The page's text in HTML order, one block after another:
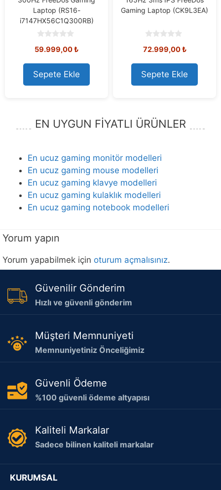
Laptop (RS16-
i7147HX56C1Q300RB)
o
t
o
f
5
59.999,00₺
Sepete Ekle
Gaming Laptop (CK9L3EA)
o
t
o
f
5
72.999,00₺
Sepete Ekle
EN UYGUN FİYATLI ÜRÜNLER
En ucuz gaming monitör modelleri
En ucuz gaming mouse modelleri
En ucuz gaming klavye modelleri
En ucuz gaming kulaklık modelleri
En ucuz gaming notebook modelleri
Yorum yapın
Yorum yapabilmek için oturum açmalısınız.
Güvenilir Gönderim
Hızlı ve güvenli gönderim
Müşteri Memnuniyeti
Memnuniyetiniz Önceliğimiz
Güvenli Ödeme
%100 güvenli ödeme altyapısı
Kaliteli Markalar
Sadece bilinen kaliteli markalar
KURUMSAL